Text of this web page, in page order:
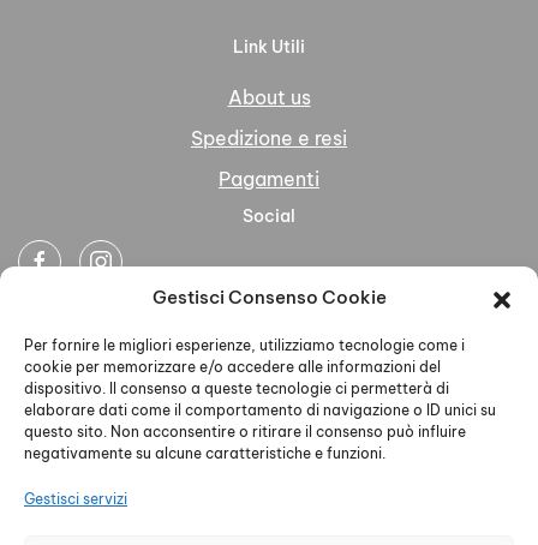
Gestisci Consenso Cookie
Per fornire le migliori esperienze, utilizziamo tecnologie come i
cookie per memorizzare e/o accedere alle informazioni del
dispositivo. Il consenso a queste tecnologie ci permetterà di
elaborare dati come il comportamento di navigazione o ID unici su
questo sito. Non acconsentire o ritirare il consenso può influire
negativamente su alcune caratteristiche e funzioni.
Gestisci servizi
Link Utili
About us
Spedizione e resi
Pagamenti
Social